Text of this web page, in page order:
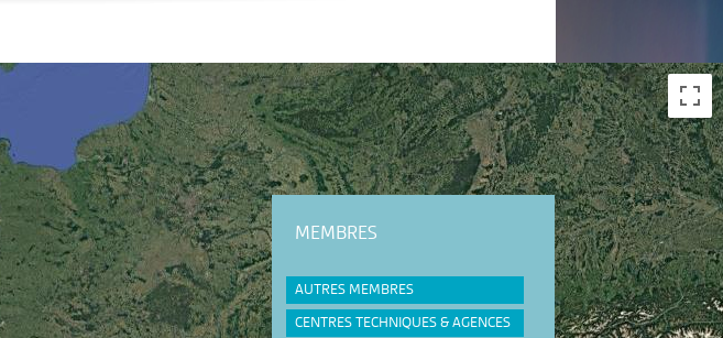
MEMBRES
AUTRES MEMBRES
CENTRES TECHNIQUES & AGENCES